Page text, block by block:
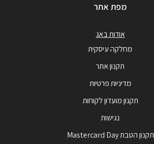
מפת אתר
אודות באג
מחלקה עיסקית
תקנון אתר
מדיניות פרטיות
תקנון מועדון לקוחות
נגישות
תקנון הטבת Mastercard Day